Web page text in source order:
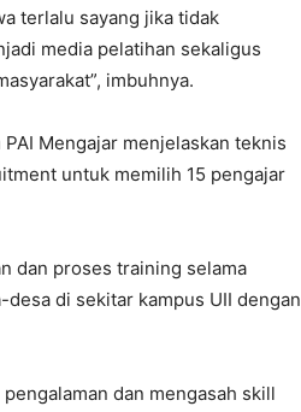
terlalu sayang jika tidak
media pelatihan sekaligus
imbuhnya.
Mengajar menjelaskan teknis
untuk memilih 15 pengajar
dan proses training selama
di sekitar kampus UII dengan
dan mengasah skill